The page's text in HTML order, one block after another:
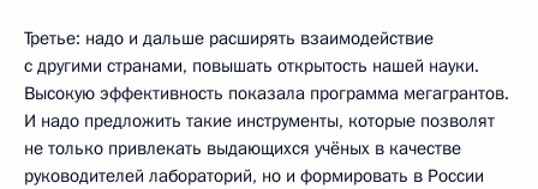
Третье: надо и дальше расширять взаимодействие
с другими странами, повышать открытость нашей науки.
Высокую эффективность показала программа мегагрантов.
И надо предложить такие инструменты, которые позволят
не только привлекать выдающихся учёных в качестве
руководителей лабораторий, но и формировать в России